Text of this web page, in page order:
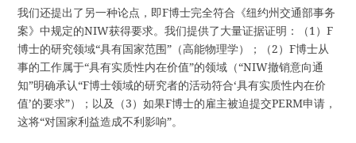
我们还提出了另一种论点，即F博士完全符合《纽约州交通部事务
案》中规定的NIW获得要求。我们提供了大量证据证明：（1）F
博士的研究领域“具有国家范围”（高能物理学）；（2）F博士从
事的工作属于“具有实质性内在价值”的领域（“NIW撤销意向通
知”明确承认“F博士领域的研究者的活动符合‘具有实质性内在价
值’的要求”）；以及（3）如果F博士的雇主被迫提交PERM申请，
这将“对国家利益造成不利影响”。